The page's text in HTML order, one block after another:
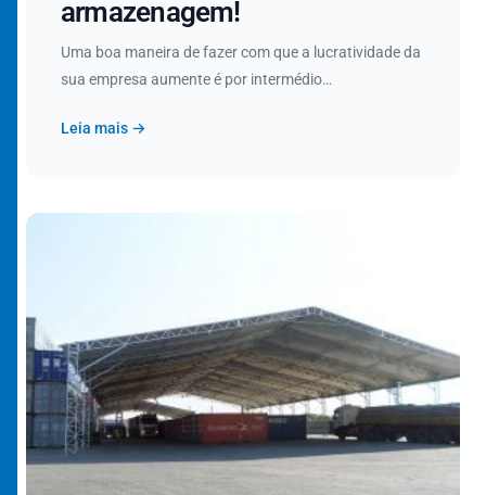
armazenagem!
Uma boa maneira de fazer com que a lucratividade da
sua empresa aumente é por intermédio…
Leia mais →